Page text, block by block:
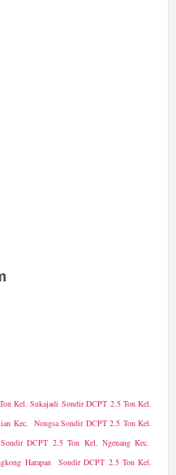
Kel. Sukajadi Sondir DCPT 2.5 Ton Kel.
Kec. Nongsa Sondir DCPT 2.5 Ton Kel.
DCPT 2.5 Ton Kel. Ngenang Kec.
Harapan Sondir DCPT 2.5 Ton Kel.